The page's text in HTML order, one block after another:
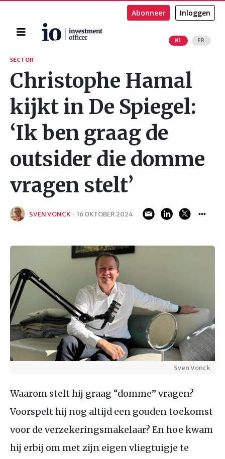
Home
NL FR
Abonneer Inloggen
Zoeken
SECTOR
Christophe Hamal
kijkt in De Spiegel:
‘Ik ben graag de
outsider die domme
vragen stelt’
SVEN VONCK · 16 OKTOBER 2024
Sven Vonck
Waarom stelt hij graag “domme” vragen?
Voorspelt hij nog altijd een gouden toekomst
voor de verzekeringsmakelaar? En hoe kwam
hij erbij om met zijn eigen vliegtuigje te